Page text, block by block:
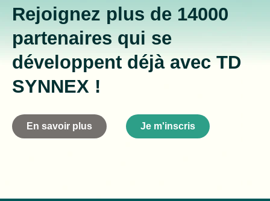
Rejoignez plus de 14000
partenaires qui se
développent déjà avec TD
SYNNEX !
En savoir plus Je m'inscris